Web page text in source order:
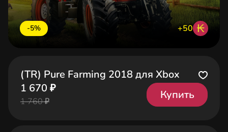
-5% +50 ₭
(TR) Pure Farming 2018 для Xbox
1 670 ₽
1 760 ₽
Купить